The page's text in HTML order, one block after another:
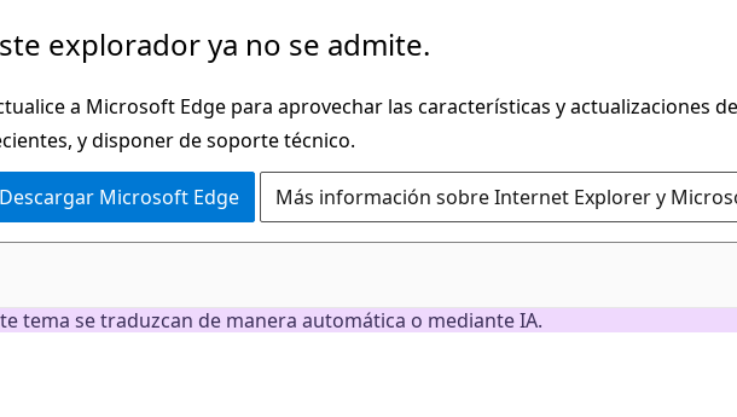
explorador ya no se admite.
a Microsoft Edge para aprovechar las características y actualizaciones
y disponer de soporte técnico.
Descargar Microsoft Edge Más información sobre Internet Explorer y
tema se traduzcan de manera automática o mediante IA.